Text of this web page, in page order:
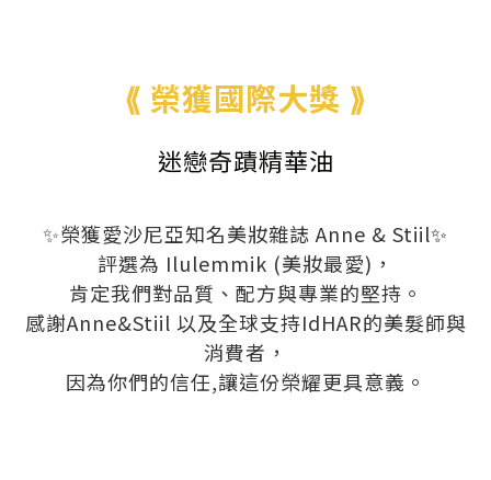
⟪ 榮獲國際大獎 ⟫
迷戀奇蹟精華油
✨榮獲愛沙尼亞知名美妝雜誌 Anne & Stiil✨
評選為 Ilulemmik (美妝最愛)，
肯定我們對品質、配方與專業的堅持。
感謝Anne&Stiil 以及全球支持IdHAR的美髮師與
消費者，
因為你們的信任,讓這份榮耀更具意義。